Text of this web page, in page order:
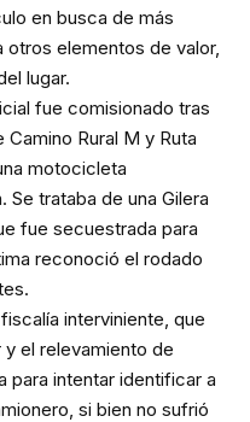
en busca de más
otros elementos de valor,
lugar.
fue comisionado tras
Camino Rural M y Ruta
motocicleta
Se trataba de una Gilera
fue secuestrada para
reconoció el rodado
interviniente, que
el relevamiento de
para intentar identificar a
si bien no sufrió